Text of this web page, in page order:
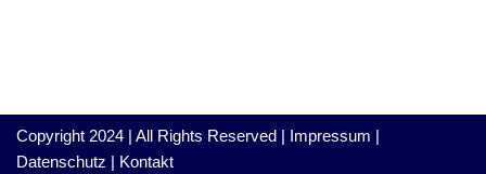
Copyright 2024 | All Rights Reserved | Impressum |
Datenschutz | Kontakt